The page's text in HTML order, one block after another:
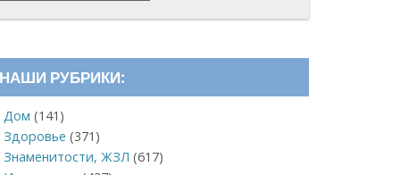
НАШИ РУБРИКИ:
Дом (141)
Здоровье (371)
Знаменитости, ЖЗЛ (617)